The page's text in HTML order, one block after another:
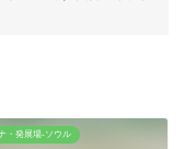
・発展場-ソウル